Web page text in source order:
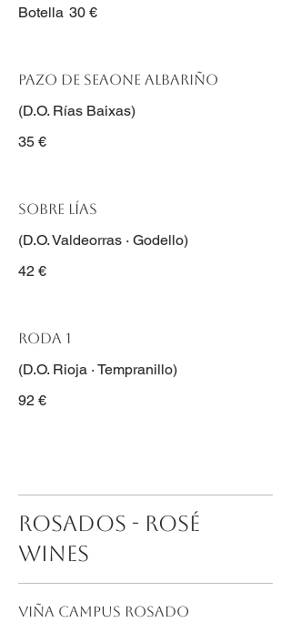
Botella 30 €
Pazo de Seaone Albariño
(D.O. Rías Baixas)
35 €
Sobre Lías
(D.O. Valdeorras · Godello)
42 €
Roda 1
(D.O. Rioja · Tempranillo)
92 €
ROSADOS - ROSÉ
WINES
Viña Campus Rosado